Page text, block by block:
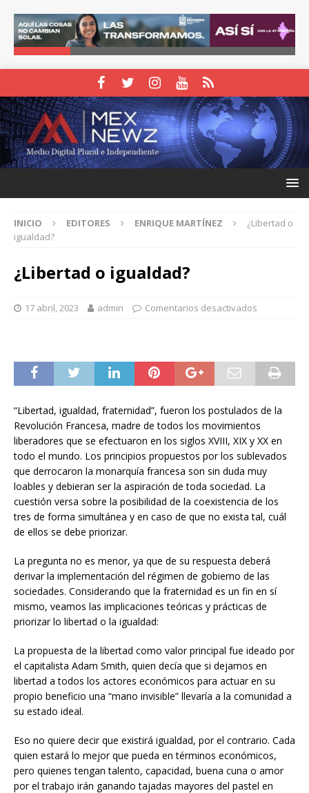
INICIO EDITORES ENRIQUE MARTÍNEZ
¿Libertad o
igualdad?
¿Libertad o igualdad?
17 abril, 2023 admin Comentarios desactivados
“Libertad, igualdad, fraternidad”, fueron los postulados de la
Revolución Francesa, madre de todos los movimientos
liberadores que se efectuaron en los siglos XVIII, XIX y XX en
todo el mundo. Los principios propuestos por los sublevados
que derrocaron la monarquía francesa son sin duda muy
loables y debieran ser la aspiración de toda sociedad. La
cuestión versa sobre la posibilidad de la coexistencia de los
tres de forma simultánea y en caso de que no exista tal, cuál
de ellos se debe priorizar.
La pregunta no es menor, ya que de su respuesta deberá
derivar la implementación del régimen de gobierno de las
sociedades. Considerando que la fraternidad es un fin en sí
mismo, veamos las implicaciones teóricas y prácticas de
priorizar lo libertad o la igualdad:
La propuesta de la libertad como valor principal fue ideado por
el capitalista Adam Smith, quien decía que si dejamos en
libertad a todos los actores económicos para actuar en su
propio beneficio una “mano invisible” llevaría a la comunidad a
su estado ideal.
Eso no quiere decir que existirá igualdad, por el contrario. Cada
quien estará lo mejor que pueda en términos económicos,
pero quienes tengan talento, capacidad, buena cuna o amor
por el trabajo irán ganando tajadas mayores del pastel en